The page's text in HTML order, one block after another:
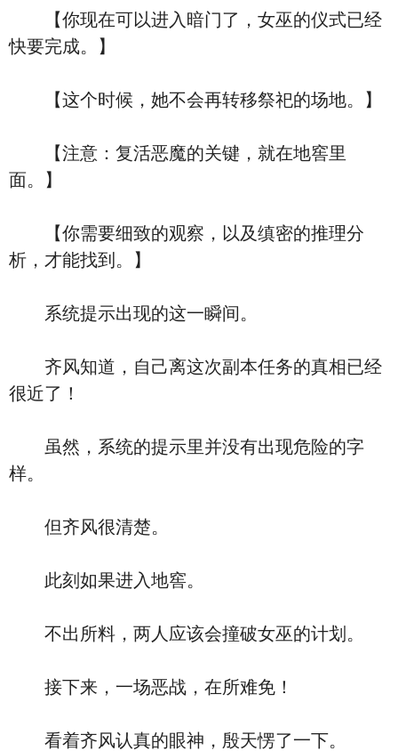
【你现在可以进入暗门了，女巫的仪式已经
快要完成。】
【这个时候，她不会再转移祭祀的场地。】
【注意：复活恶魔的关键，就在地窖里
面。】
【你需要细致的观察，以及缜密的推理分
析，才能找到。】
系统提示出现的这一瞬间。
齐风知道，自己离这次副本任务的真相已经
很近了！
虽然，系统的提示里并没有出现危险的字
样。
但齐风很清楚。
此刻如果进入地窖。
不出所料，两人应该会撞破女巫的计划。
接下来，一场恶战，在所难免！
看着齐风认真的眼神，殷天愣了一下。